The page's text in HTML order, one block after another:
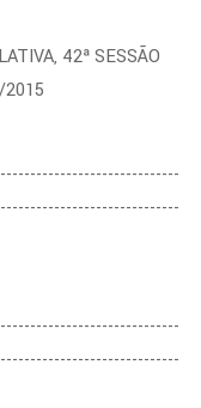
42ª SESSÃO
2015